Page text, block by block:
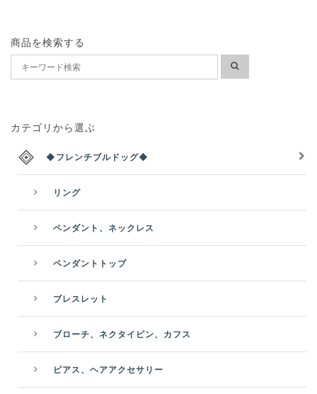
商品を検索する
カテゴリから選ぶ
◆フレンチブルドッグ◆
リング
ペンダント、ネックレス
ペンダントトップ
ブレスレット
ブローチ、ネクタイピン、カフス
ピアス、ヘアアクセサリー